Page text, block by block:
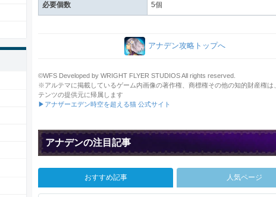
必要個数 5個
アナデン攻略トップへ
©WFS Developed by WRIGHT FLYER STUDIOS All rights reserved.
※アルテマに掲載しているゲーム内画像の著作権、商標権その他の知的財産権は
テンツの提供元に帰属します
▶アナザーエデン時空を超える猫 公式サイト
アナデンの注目記事
おすすめ記事 人気ページ